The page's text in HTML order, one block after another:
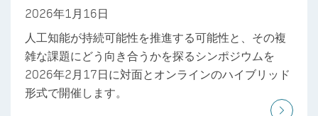
2026年1月16日
人工知能が持続可能性を推進する可能性と、その複
雑な課題にどう向き合うかを探るシンポジウムを
2026年2月17日に対面とオンラインのハイブリッド
形式で開催します。